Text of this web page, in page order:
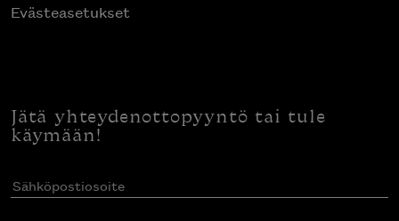
Evästeasetukset
Jätä yhteydenottopyyntö tai tule
käymään!
Sähköpostiosoite(Pakollinen)